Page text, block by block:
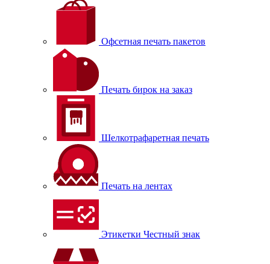
Офсетная печать пакетов
Печать бирок на заказ
Шелкотрафаретная печать
Печать на лентах
Этикетки Честный знак